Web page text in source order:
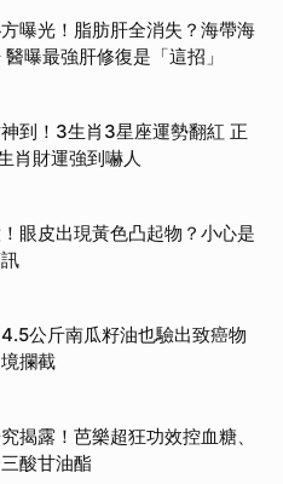
曝光！脂肪肝全消失？海帶海
曝最強肝修復是「這招」
到！3生肖3星座運勢翻紅 正
肖財運強到嚇人
眼皮出現黃色凸起物？小心是
公斤南瓜籽油也驗出致癌物
攔截
揭露！芭樂超狂功效控血糖、
酸甘油酯